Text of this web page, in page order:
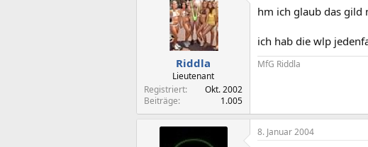
Riddla
Lieutenant
Registriert
Okt. 2002
Beiträge
1.005
hm ich glaub das gild
ich hab die wlp
MfG Riddla
8. Januar 2004